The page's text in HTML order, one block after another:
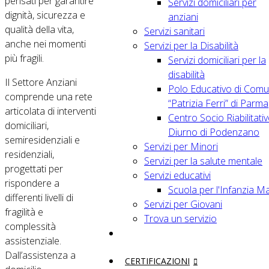
anziani
Servizi sanitari
Servizi per la Disabilità
Servizi domiciliari per la
disabilità
Polo Educativo di
“Patrizia Ferri” di Parma
Centro Socio
Diurno di Podenzano
Servizi per Minori
Servizi per la salute mentale
Servizi educativi
Scuola per l'Infanzia
Servizi per Giovani
Trova un servizio
CERTIFICAZIONI
dignità, sicurezza e
qualità della vita,
anche nei momenti
più fragili.
Il Settore Anziani
comprende una rete
articolata di interventi
domiciliari,
semiresidenziali e
residenziali,
progettati per
rispondere a
differenti livelli di
fragilità e
complessità
assistenziale.
Dall’assistenza a